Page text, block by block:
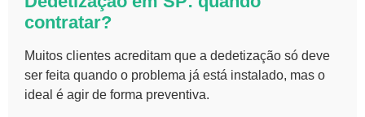
contratar?
Muitos clientes acreditam que a dedetização só deve
ser feita quando o problema já está instalado, mas o
ideal é agir de forma preventiva.